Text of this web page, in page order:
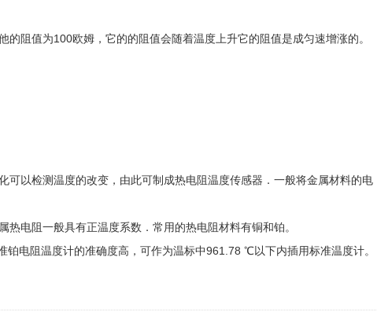
值为100欧姆，它的的阻值会随着温度上升它的阻值是成匀速增涨的。
以检测温度的改变，由此可制成热电阻温度传感器．一般将金属材料的电
电阻一般具有正温度系数．常用的热电阻材料有铜和铂。
阻温度计的准确度高，可作为温标中961.78 ℃以下内插用标准温度计。